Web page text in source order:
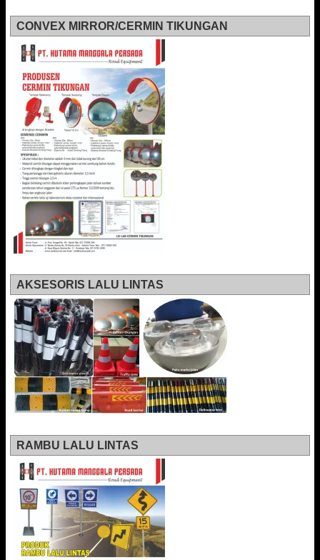
CONVEX MIRROR/CERMIN TIKUNGAN
AKSESORIS LALU LINTAS
RAMBU LALU LINTAS